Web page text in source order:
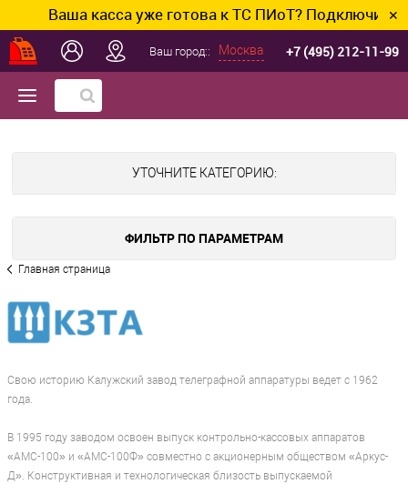
Ваша касса уже готова к ТС ПИоТ? Подключим и ✕
Ваш город:: Москва +7 (495) 212-11-99
УТОЧНИТЕ КАТЕГОРИЮ:
ФИЛЬТР ПО ПАРАМЕТРАМ
Главная страница
Свою историю Калужский завод телеграфной аппаратуры ведет с 1962
года.
В 1995 году заводом освоен выпуск контрольно-кассовых аппаратов
«АМС-100» и «АМС-100Ф» совместно с акционерным обществом «Аркус-
Д». Конструктивная и технологическая близость выпускаемой